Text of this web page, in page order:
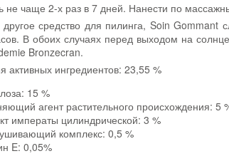
не чаще 2-х раз в 7 дней. Нанести по
средство для пилинга, Soin Gommant
В обоих случаях перед выходом на
Bronzecran.
активных ингредиентов: 23,55 %
15 %
агент растительного происхождения: 5
императы цилиндрической: 3 %
комплекс: 0,5 %
E: 0,05%